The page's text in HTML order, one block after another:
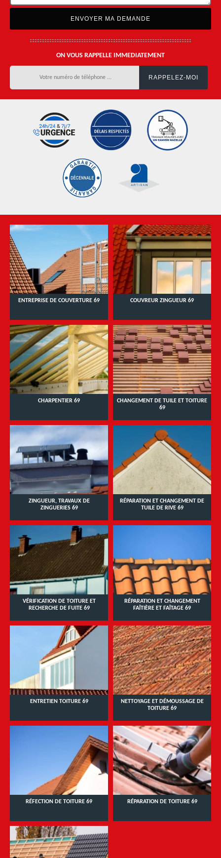
ON VOUS RAPPELLE IMMEDIATEMENT
ENTREPRISE DE COUVERTURE 69 COUVREUR ZINGUEUR 69
CHARPENTIER 69
CHANGEMENT DE TUILE ET TOITURE
69
ZINGUEUR, TRAVAUX DE
ZINGUERIES 69
RÉPARATION ET CHANGEMENT DE
TUILE DE RIVE 69
VÉRIFICATION DE TOITURE ET
RECHERCHE DE FUITE 69
RÉPARATION ET CHANGEMENT
FAÎTIÈRE ET FAÎTAGE 69
ENTRETIEN TOITURE 69
NETTOYAGE ET DÉMOUSSAGE DE
TOITURE 69
RÉFECTION DE TOITURE 69 RÉPARATION DE TOITURE 69